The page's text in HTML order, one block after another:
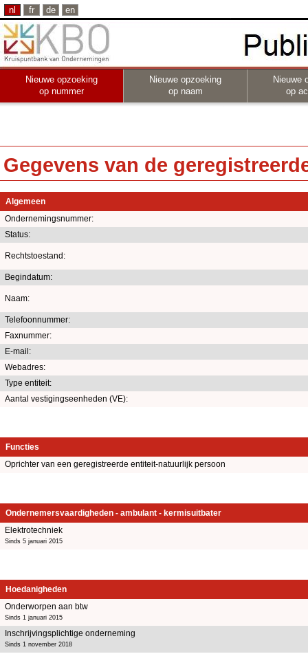
nl fr de en
Nieuwe opzoeking
op nummer
Nieuwe opzoeking
op naam
Nieuwe
op
Gegevens van de
Algemeen
Ondernemingsnummer:
Status:
Rechtstoestand:
Begindatum:
Naam:
Telefoonnummer:
Faxnummer:
E-mail:
Webadres:
Type entiteit:
Aantal vestigingseenheden (VE):
Functies
Oprichter van een geregistreerde entiteit-natuurlijk persoon
Ondernemersvaardigheden - ambulant - kermisuitbater
Elektrotechniek
Sinds 5 januari 2015
Hoedanigheden
Onderworpen aan btw
Sinds 1 januari 2015
Inschrijvingsplichtige onderneming
Sinds 1 november 2018